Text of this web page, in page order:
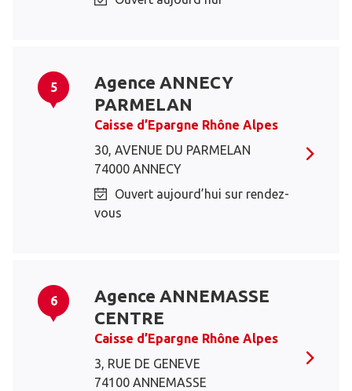
5
Agence ANNECY
PARMELAN
Caisse d’Epargne Rhône Alpes
30, AVENUE DU PARMELAN
74000 ANNECY
Ouvert aujourd’hui sur rendez-
vous
6
Agence ANNEMASSE
CENTRE
Caisse d’Epargne Rhône Alpes
3, RUE DE GENEVE
74100 ANNEMASSE